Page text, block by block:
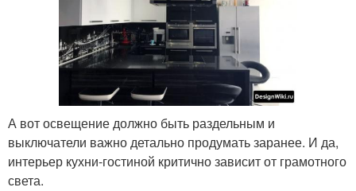
А вот освещение должно быть раздельным и
выключатели важно детально продумать заранее. И да,
интерьер кухни-гостиной критично зависит от грамотного
света.